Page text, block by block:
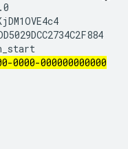
0000-000000000000